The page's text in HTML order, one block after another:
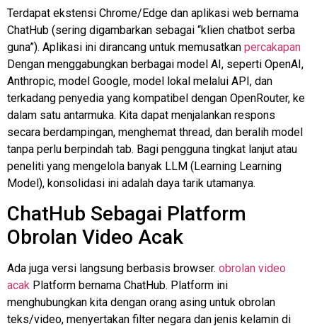
Terdapat ekstensi Chrome/Edge dan aplikasi web bernama
ChatHub (sering digambarkan sebagai “klien chatbot serba
guna”). Aplikasi ini dirancang untuk memusatkan percakapan
Dengan menggabungkan berbagai model AI, seperti OpenAI,
Anthropic, model Google, model lokal melalui API, dan
terkadang penyedia yang kompatibel dengan OpenRouter, ke
dalam satu antarmuka. Kita dapat menjalankan respons
secara berdampingan, menghemat thread, dan beralih model
tanpa perlu berpindah tab. Bagi pengguna tingkat lanjut atau
peneliti yang mengelola banyak LLM (Learning Learning
Model), konsolidasi ini adalah daya tarik utamanya.
ChatHub Sebagai Platform
Obrolan Video Acak
Ada juga versi langsung berbasis browser. obrolan video
acak Platform bernama ChatHub. Platform ini
menghubungkan kita dengan orang asing untuk obrolan
teks/video, menyertakan filter negara dan jenis kelamin di